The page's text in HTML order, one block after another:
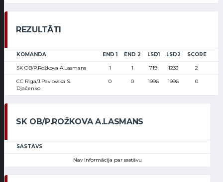
REZULTĀTI
KOMANDA END 1 END 2 LSD1 LSD2 SCORE
SK OB/P.Rožkova A.Lasmans 1 1 719 1233 2
CC Rīga/J.Pavlovska S.
Djačenko
0 0 1996 1996 0
SK OB/P.ROŽKOVA A.LASMANS
SASTĀVS
Nav informācija par sastāvu